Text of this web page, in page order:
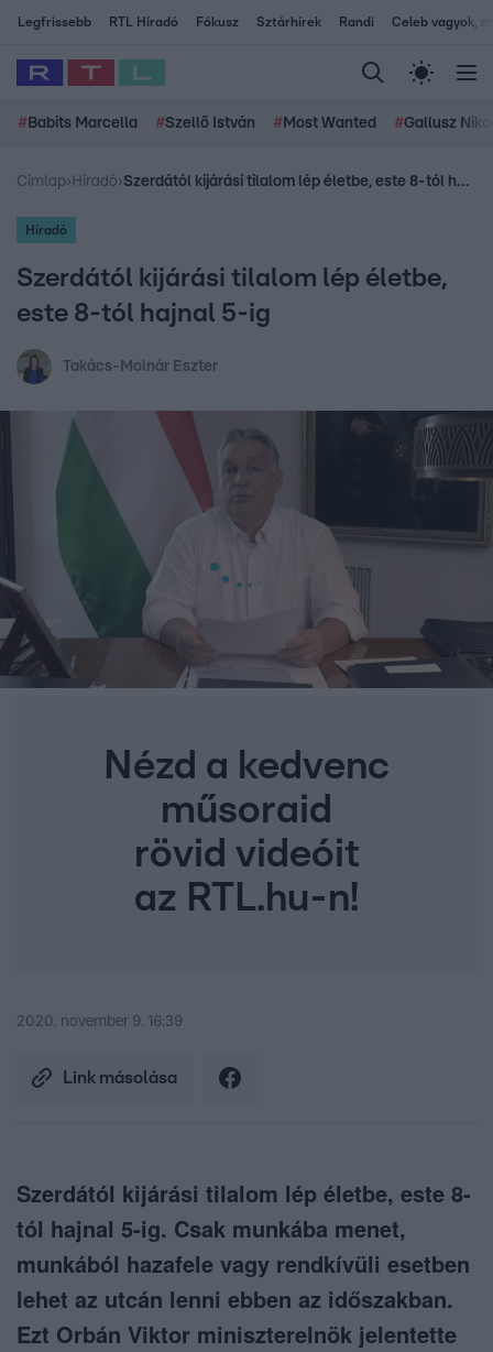
Legfrissebb RTL Híradó Fókusz Sztárhírek Randi Celeb vagyok,
# Babits Marcella #Szellő István # Most Wanted #Gallusz
Címlap› Híradó› Szerdától kijárási tilalom lép életbe, este 8-tól hajnal 5-ig
Híradó
Szerdától kijárási tilalom lép életbe,
este 8-tól hajnal 5-ig
Takács-Molnár Eszter
Nézd a kedvenc
műsoraid
rövid videóit
az RTL.hu-n!
2020. november 9. 16:39
Link másolása
Szerdától kijárási tilalom lép életbe, este 8-
tól hajnal 5-ig. Csak munkába menet,
munkából hazafele vagy rendkívüli esetben
lehet az utcán lenni ebben az időszakban.
Ezt Orbán Viktor miniszterelnök jelentette